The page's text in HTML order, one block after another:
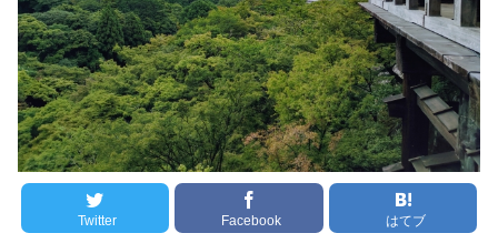
Twitter Facebook はてブ